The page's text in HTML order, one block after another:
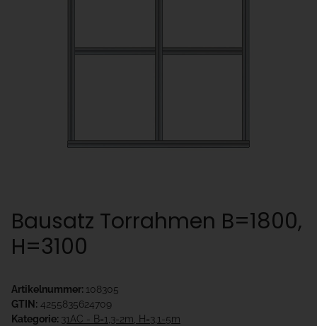
Bausatz Torrahmen B=1800,
H=3100
Artikelnummer: 108305
GTIN: 4255835624709
Kategorie: 31AC - B=1,3-2m, H=3,1-5m